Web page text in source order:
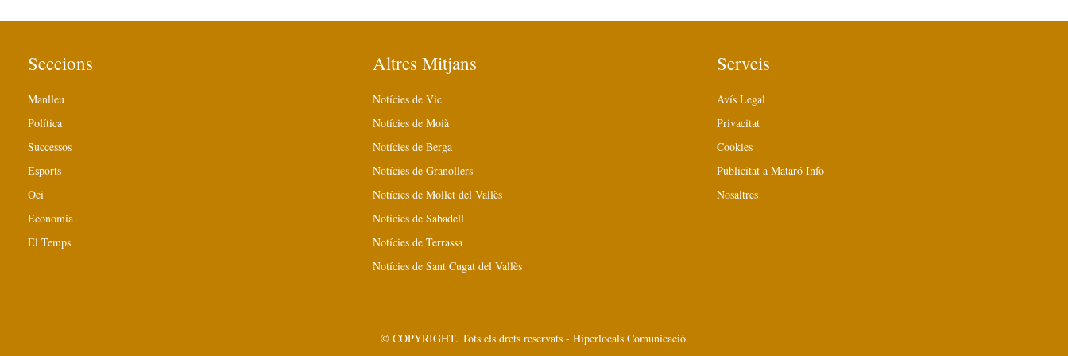
Seccions
Manlleu
Política
Successos
Esports
Oci
Economia
El Temps
Altres Mitjans
Notícies de Vic
Notícies de Moià
Notícies de Berga
Notícies de Granollers
Notícies de Mollet del Vallès
Notícies de Sabadell
Notícies de Terrassa
Notícies de Sant Cugat del Vallès
Serveis
Avís Legal
Privacitat
Cookies
Publicitat a Mataró Info
Nosaltres
© COPYRIGHT. Tots els drets reservats - Hiperlocals Comunicació.